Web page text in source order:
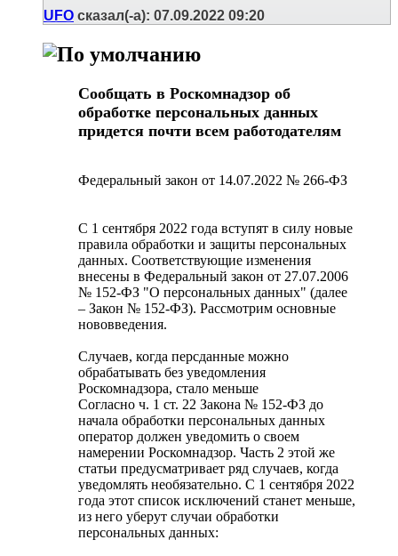
UFO сказал(-а): 07.09.2022 09:20
Сообщать в Роскомнадзор об
обработке персональных данных
придется почти всем работодателям
Федеральный закон от 14.07.2022 № 266-ФЗ
С 1 сентября 2022 года вступят в силу новые
правила обработки и защиты персональных
данных. Соответствующие изменения
внесены в Федеральный закон от 27.07.2006
№ 152-ФЗ "О персональных данных" (далее
– Закон № 152-ФЗ). Рассмотрим основные
нововведения.
Случаев, когда персданные можно
обрабатывать без уведомления
Роскомнадзора, стало меньше
Согласно ч. 1 ст. 22 Закона № 152-ФЗ до
начала обработки персональных данных
оператор должен уведомить о своем
намерении Роскомнадзор. Часть 2 этой же
статьи предусматривает ряд случаев, когда
уведомлять необязательно. С 1 сентября 2022
года этот список исключений станет меньше,
из него уберут случаи обработки
персональных данных: